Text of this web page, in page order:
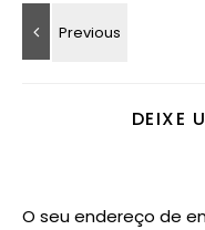
DEIXE
O seu endereço de